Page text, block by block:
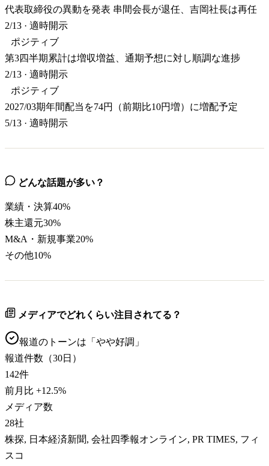
代表取締役の異動を発表 串間会長が退任、吉岡社長は再任
2/13 · 適時開示
ポジティブ
第3四半期累計は増収増益、通期予想に対し順調な進捗
2/13 · 適時開示
ポジティブ
2027/03期年間配当を74円（前期比10円増）に増配予定
5/13 · 適時開示
どんな話題が多い？
業績・決算40%
株主還元30%
M&A・新規事業20%
その他10%
メディアでどれくらい注目されてる？
報道のトーンは「 やや好調 」
報道件数（30日）
142件
前月比 +12.5%
メディア数
28社
株探, 日本経済新聞, 会社四季報オンライン, PR TIMES, フィ
スコ